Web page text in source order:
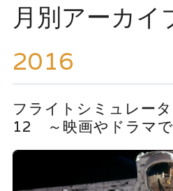
ツ
へ
キ
月別アーカイ
2016
フライトシミュレー
12 ～映画やドラマで